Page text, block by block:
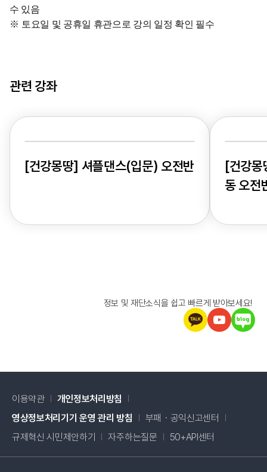
수 있음
※ 토요일 및 공휴일 휴관으로 강의 일정 확인 필수
관련 강좌
[건강몽땅] 셔플댄스(입문) 오전반
[건강몽
동 오전
정보 및 재단소식을 쉽고 빠르게 받아보세요!
이용약관
개인정보처리방침
영상정보처리기기 운영 관리 방침
부패・공익신고센터 새창 열림
규제혁신 시민제안하기 새창 열림
자주하는질문 50+API센터